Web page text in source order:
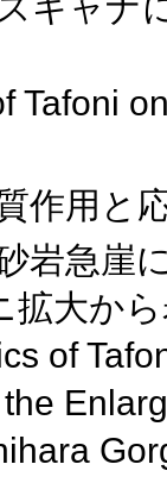
キャ
Tafoni
作用と
岩急崖
拡大か
of